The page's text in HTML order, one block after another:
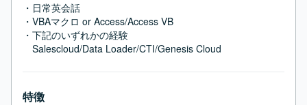
・日常英会話
・VBAマクロ or Access/Access VB
・下記のいずれかの経験
Salescloud/Data Loader/CTI/Genesis Cloud
特徴